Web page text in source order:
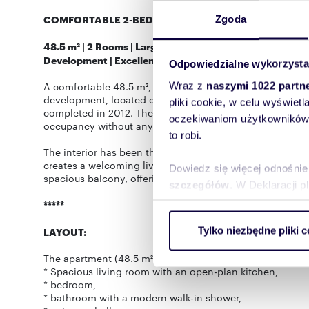
Zgoda
Odpowiedzialne
Wraz z naszymi 1022
pliki cookie, w celu
oczekiwaniom
to robi.
Dowiedz się więcej
szczegółów . W Deklaracji
ruch w naszej witrynie.
reklamowym i
uzyskanymi podczas
Tylko niezbędne pliki
COMFORTABLE 2-BEDROOM APARTMENT WITH A
48.5 m² | 2 Rooms | Large Balcony | Oliwa Park Estate |
Development | Excellent Location
A comfortable 48.5 m², 2-room apartment is available
development, located on the border of Oliwa and
completed in 2012. The apartment was refreshed and
occupancy without any additional investment.
The interior has been thoughtfully designed for
creates a welcoming living space, perfect for both
spacious balcony, offering an ideal place to relax
*****
LAYOUT:
The apartment (48.5 m²) comprises:
* Spacious living room with an open-plan kitchen,
* bedroom,
* bathroom with a modern walk-in shower,